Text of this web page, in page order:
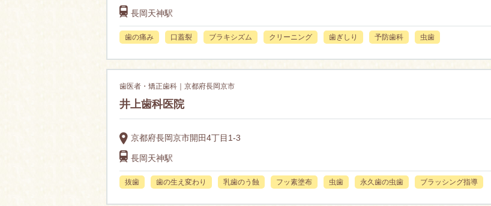
長岡天神駅
歯の痛み 口蓋裂 ブラキシズム クリーニング 歯ぎしり 予防歯科 虫歯
歯医者・矯正歯科｜京都府長岡京市
井上歯科医院
京都府長岡京市開田4丁目1-3
長岡天神駅
抜歯 歯の生え変わり 乳歯のう蝕 フッ素塗布 虫歯 永久歯の虫歯 ブラッシング指導